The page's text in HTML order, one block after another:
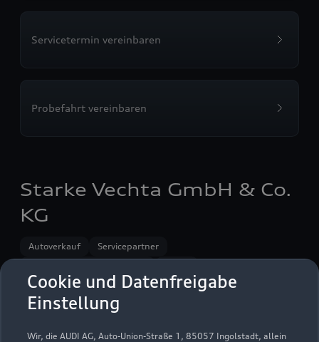
Cookie und Datenfreigabe
Einstellung
Wir, die AUDI AG, Auto-Union-Straße 1, 85057 Ingolstadt, allein
Servicetermin vereinbaren
Probefahrt vereinbaren
Starke Vechta GmbH & Co.
KG
Autoverkauf
Servicepartner